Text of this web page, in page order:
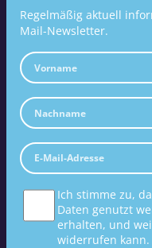
Regelmäßig aktuell
Mail-Newsletter.
Ich stimme zu,
Daten genutzt
erhalten, und
widerrufen